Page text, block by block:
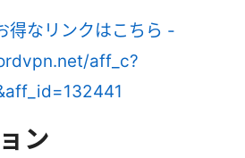
得なリンクはこちら -
aff_c?
ン